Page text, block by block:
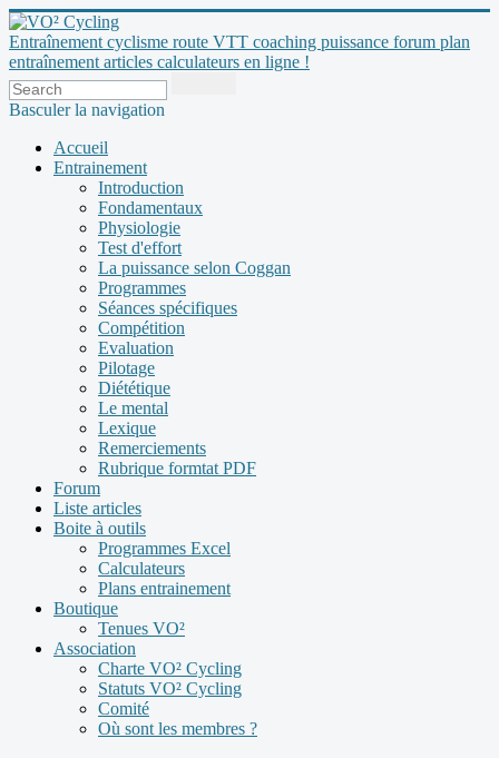
Entraînement cyclisme route VTT coaching puissance forum plan
entraînement articles calculateurs en ligne !
Basculer la navigation
Accueil
Entrainement
Introduction
Fondamentaux
Physiologie
Test d'effort
La puissance selon Coggan
Programmes
Séances spécifiques
Compétition
Evaluation
Pilotage
Diététique
Le mental
Lexique
Remerciements
Rubrique formtat PDF
Forum
Liste articles
Boite à outils
Programmes Excel
Calculateurs
Plans entrainement
Boutique
Tenues VO²
Association
Charte VO² Cycling
Statuts VO² Cycling
Comité
Où sont les membres ?